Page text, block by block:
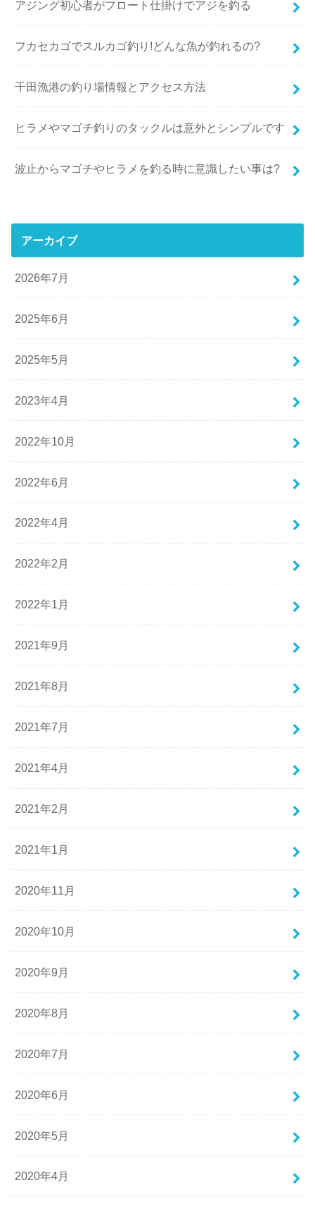
アジング初心者がフロート仕掛けでアジを釣る
フカセカゴでスルカゴ釣り!どんな魚が釣れるの?
千田漁港の釣り場情報とアクセス方法
ヒラメやマゴチ釣りのタックルは意外とシンプルです
波止からマゴチやヒラメを釣る時に意識したい事は?
アーカイブ
2026年7月
2025年6月
2025年5月
2023年4月
2022年10月
2022年6月
2022年4月
2022年2月
2022年1月
2021年9月
2021年8月
2021年7月
2021年4月
2021年2月
2021年1月
2020年11月
2020年10月
2020年9月
2020年8月
2020年7月
2020年6月
2020年5月
2020年4月